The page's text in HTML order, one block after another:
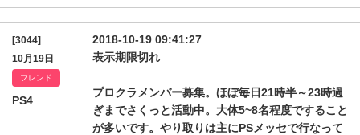
[3044]
10月19日
フレンド
PS4
2018-10-19 09:41:27
表示期限切れ
プロクラメンバー募集。ほぼ毎日21時半～23時過
ぎまでさくっと活動中。大体5~8名程度ですること
が多いです。やり取りは主にPSメッセで行なって